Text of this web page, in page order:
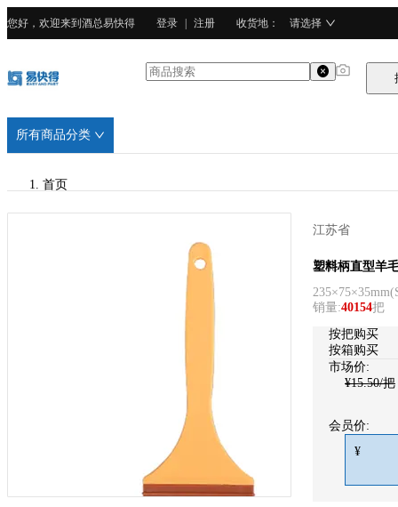
您好，欢迎来到酒总易快得 登录 注册 收货地 ： 请选择
所有商品分类
首页
江苏省
三能
塑料柄直型羊
235×75×35mm(
销量:40154把
按把购买
按箱购买
市场价:
¥15.50/把
会员价:
¥